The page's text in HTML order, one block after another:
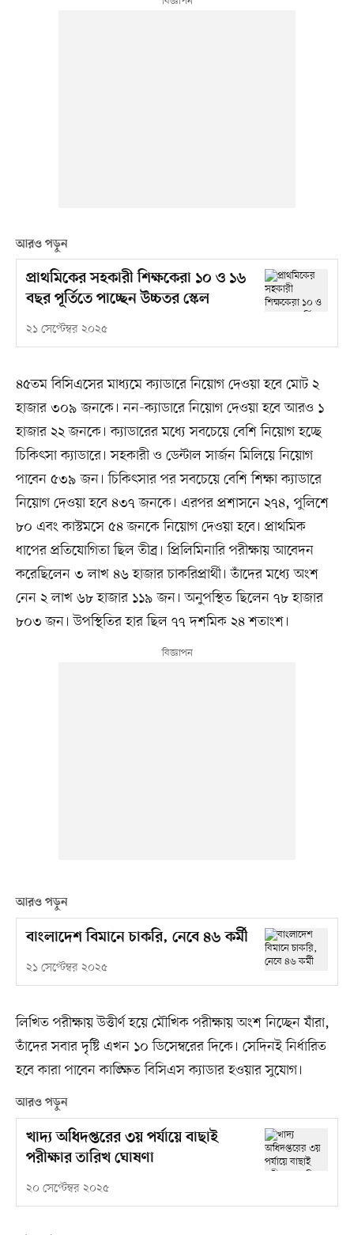
আরও পড়ুন
প্রাথমিকের সহকারী শিক্ষকেরা ১০ ও ১৬
বছর পূর্তিতে পাচ্ছেন উচ্চতর স্কেল
২১ সেপ্টেম্বর ২০২৫
৪৫তম বিসিএসের মাধ্যমে ক্যাডারে নিয়োগ দেওয়া হবে মোট ২
হাজার ৩০৯ জনকে। নন-ক্যাডারে নিয়োগ দেওয়া হবে আরও ১
হাজার ২২ জনকে। ক্যাডারের মধ্যে সবচেয়ে বেশি নিয়োগ হচ্ছে
চিকিৎসা ক্যাডারে। সহকারী ও ডেন্টাল সার্জন মিলিয়ে নিয়োগ
পাবেন ৫৩৯ জন। চিকিৎসার পর সবচেয়ে বেশি শিক্ষা ক্যাডারে
নিয়োগ দেওয়া হবে ৪৩৭ জনকে। এরপর প্রশাসনে ২৭৪, পুলিশে
৮০ এবং কাস্টমসে ৫৪ জনকে নিয়োগ দেওয়া হবে। প্রাথমিক
ধাপের প্রতিযোগিতা ছিল তীব্র। প্রিলিমিনারি পরীক্ষায় আবেদন
করেছিলেন ৩ লাখ ৪৬ হাজার চাকরিপ্রার্থী। তাঁদের মধ্যে অংশ
নেন ২ লাখ ৬৮ হাজার ১১৯ জন। অনুপস্থিত ছিলেন ৭৮ হাজার
৮০৩ জন। উপস্থিতির হার ছিল ৭৭ দশমিক ২৪ শতাংশ।
আরও পড়ুন
বাংলাদেশ বিমানে চাকরি, নেবে ৪৬ কর্মী
২১ সেপ্টেম্বর ২০২৫
লিখিত পরীক্ষায় উত্তীর্ণ হয়ে মৌখিক পরীক্ষায় অংশ নিচ্ছেন যাঁরা,
তাঁদের সবার দৃষ্টি এখন ১০ ডিসেম্বরের দিকে। সেদিনই নির্ধারিত
হবে কারা পাবেন কাঙ্ক্ষিত বিসিএস ক্যাডার হওয়ার সুযোগ।
আরও পড়ুন
খাদ্য অধিদপ্তরের ৩য় পর্যায়ে বাছাই
পরীক্ষার তারিখ ঘোষণা
২০ সেপ্টেম্বর ২০২৫